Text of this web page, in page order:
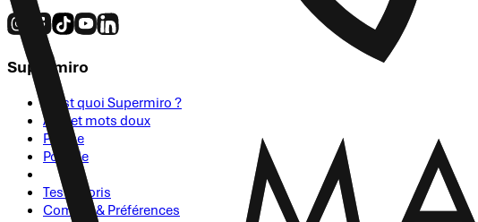
Supermiro
C'est quoi Supermiro ?
Avis et mots doux
Presse
Postule
Tes Favoris
Compte & Préférences